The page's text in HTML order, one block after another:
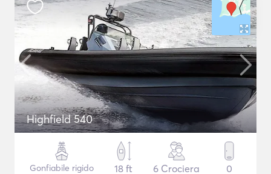
Highfield 540
Gonfiabile rigido
18 ft
6 Crociera 0